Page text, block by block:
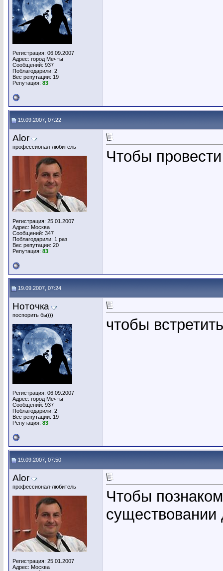
Регистрация: 06.09.2007
Адрес: город Мечты
Сообщений: 937
Поблагодарили: 2
Вес репутации: 19
Репутация: 83
19.09.2007, 07:22
Alor
профессионал-любитель
Регистрация: 25.01.2007
Адрес: Москва
Сообщений: 347
Поблагодарили: 1 раз
Вес репутации: 20
Репутация: 83
Чтобы
19.09.2007, 07:24
Ноточка
поспорить бы)))
Регистрация: 06.09.2007
Адрес: город Мечты
Сообщений: 937
Поблагодарили: 2
Вес репутации: 19
Репутация: 83
чтобы
19.09.2007, 07:50
Alor
профессионал-любитель
Регистрация: 25.01.2007
Адрес: Москва
Чтобы
существовании